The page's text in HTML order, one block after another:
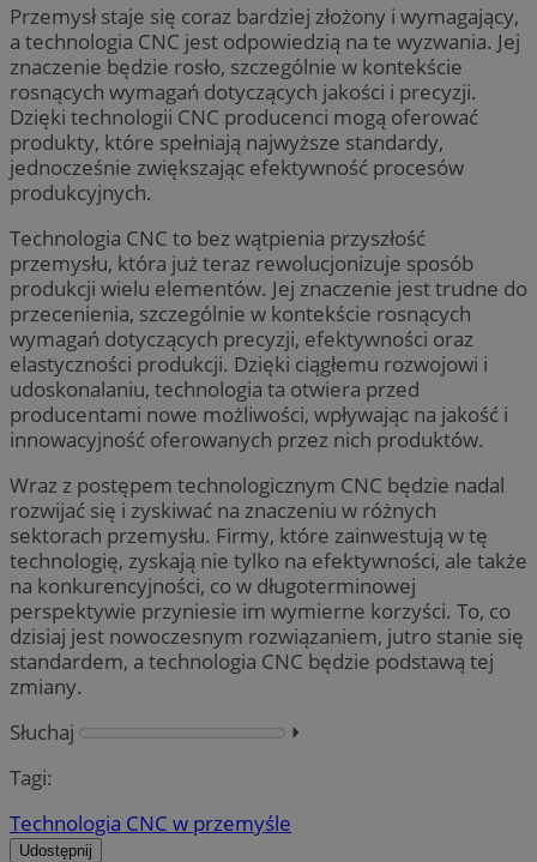
Przemysł staje się coraz bardziej złożony i wymagający,
a technologia CNC jest odpowiedzią na te wyzwania. Jej
znaczenie będzie rosło, szczególnie w kontekście
rosnących wymagań dotyczących jakości i precyzji.
Dzięki technologii CNC producenci mogą oferować
produkty, które spełniają najwyższe standardy,
jednocześnie zwiększając efektywność procesów
produkcyjnych.
Technologia CNC to bez wątpienia przyszłość
przemysłu, która już teraz rewolucjonizuje sposób
produkcji wielu elementów. Jej znaczenie jest trudne do
przecenienia, szczególnie w kontekście rosnących
wymagań dotyczących precyzji, efektywności oraz
elastyczności produkcji. Dzięki ciągłemu rozwojowi i
udoskonalaniu, technologia ta otwiera przed
producentami nowe możliwości, wpływając na jakość i
innowacyjność oferowanych przez nich produktów.
Wraz z postępem technologicznym CNC będzie nadal
rozwijać się i zyskiwać na znaczeniu w różnych
sektorach przemysłu. Firmy, które zainwestują w tę
technologię, zyskają nie tylko na efektywności, ale także
na konkurencyjności, co w długoterminowej
perspektywie przyniesie im wymierne korzyści. To, co
dzisiaj jest nowoczesnym rozwiązaniem, jutro stanie się
standardem, a technologia CNC będzie podstawą tej
zmiany.
Słuchaj
⏵︎
Tagi:
Technologia CNC w przemyśle
Udostępnij